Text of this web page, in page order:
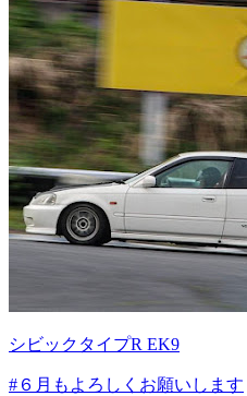
シビックタイプR EK9
#６月もよろしくお願いします